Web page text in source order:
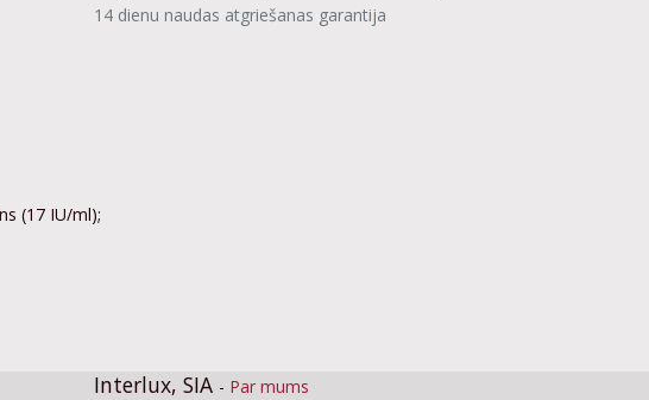
14 dienu naudas atgriešanas garantija
(17 IU/ml);
Interlux, SIA - Par mums